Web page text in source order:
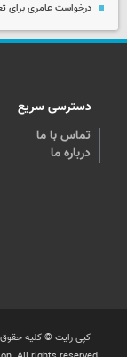
درخواست عامری برای
دسترسی سریع
تماس با ما
درباره ما
کپی رایت © کلیه حقوق